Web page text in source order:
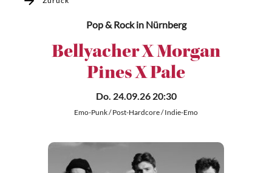
Pop & Rockin Nürnberg
Bellyacher X Morgan
Pines X Pale
Do. 24.09.26 20:30
Emo-Punk / Post-Hardcore / Indie-Emo